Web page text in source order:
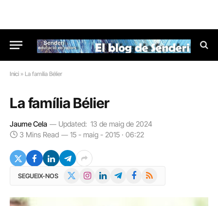
Inici » La família Bélier
La família Bélier
Jaume Cela Updated: 13 de maig de 2024
3 Mins Read
15 - maig - 2015 · 06:22
SEGUEIX-NOS InstagramLinkedInTelegramFacebook
RSS